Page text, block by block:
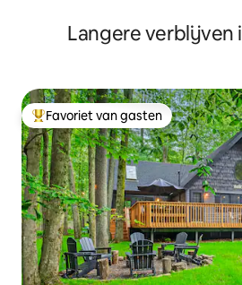
Langere verblijven
Topfavoriet van gasten
Favoriet van gasten